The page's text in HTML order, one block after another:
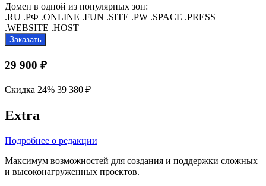
Домен в одной из популярных зон:
.RU .РФ .ONLINE .FUN .SITE .PW .SPACE .PRESS
.WEBSITE .HOST
Заказать
29 900 ₽
Скидка 24% 39 380 ₽
Extra
Подробнее о редакции
Максимум возможностей для создания и поддержки сложных
и высоконагруженных проектов.